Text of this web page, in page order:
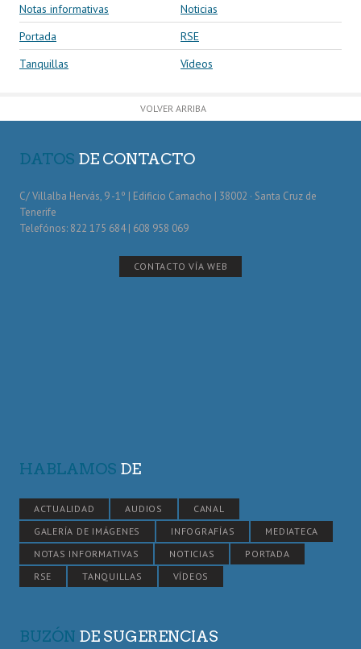
Notas informativas
Noticias
Portada
RSE
Tanquillas
Vídeos
VOLVER ARRIBA
DATOS DE CONTACTO
C/ Villalba Hervás, 9 -1º | Edificio Camacho | 38002 · Santa Cruz de
Tenerife
Telefónos: 822 175 684 | 608 958 069
CONTACTO VÍA WEB
HABLAMOS DE
ACTUALIDAD AUDIOS
CANAL
GALERÍA DE IMÁGENES
INFOGRAFÍAS
MEDIATECA
NOTAS INFORMATIVAS
NOTICIAS
PORTADA
RSE
TANQUILLAS VÍDEOS
BUZÓN DE SUGERENCIAS